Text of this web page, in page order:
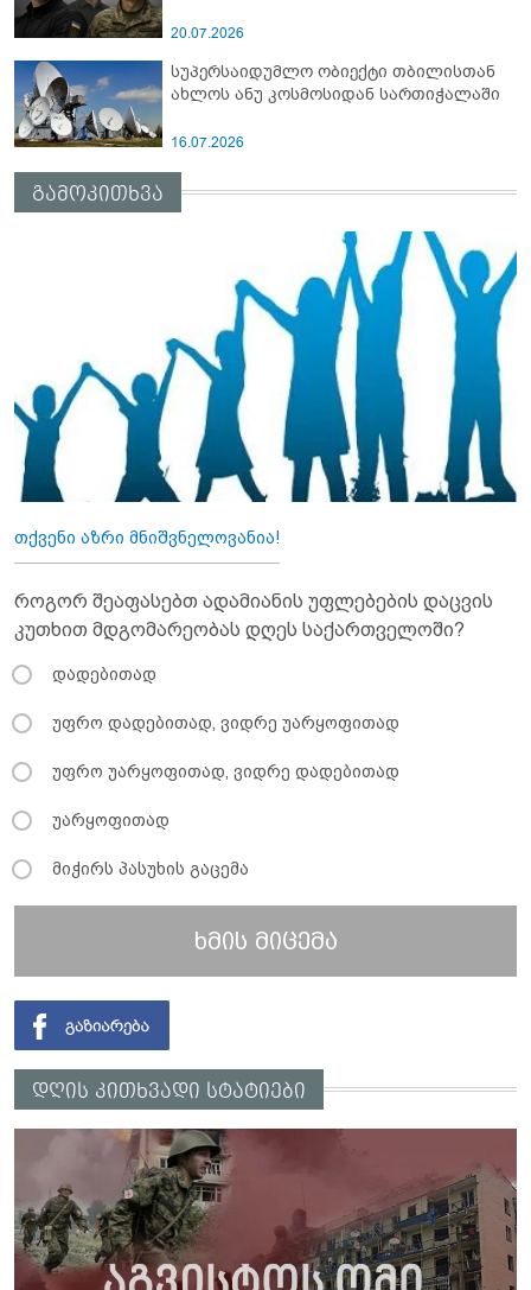
20.07.2026
სუპერსაიდუმლო ობიექტი თბილისთან
ახლოს ანუ კოსმოსიდან სართიჭალაში
16.07.2026
გამოკითხვა
თქვენი აზრი მნიშვნელოვანია!
როგორ შეაფასებთ ადამიანის უფლებების დაცვის
კუთხით მდგომარეობას დღეს საქართველოში?
დადებითად
უფრო დადებითად, ვიდრე უარყოფითად
უფრო უარყოფითად, ვიდრე დადებითად
უარყოფითად
მიჭირს პასუხის გაცემა
ხმის მიცემა
დღის კითხვადი სტატიები